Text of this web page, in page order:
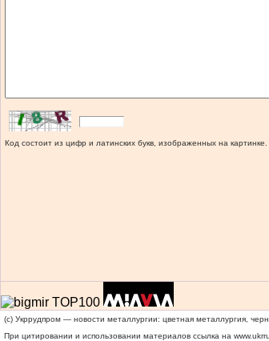
Код состоит из цифр и латинских букв, изображенных на картинке.
(c) Укррудпром — новости металлургии: цветная металлургия,
При цитировании и использовании материалов ссылка на